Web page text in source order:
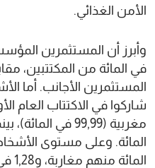
الأمن الغذائي.
المستثمرين الأجانب. أما
شاركوا في الاكتتاب العام
المائة منهم مغاربة، و1,28 في المائة أجانب.